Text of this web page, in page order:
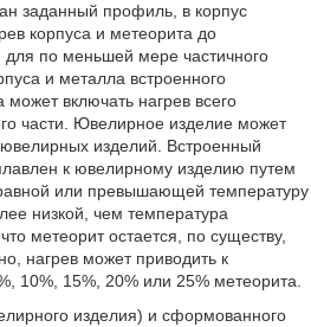
заданный профиль, в корпус
корпуса и метеорита до
для по меньшей мере частичного
и металла встроенного
может включать нагрев всего
части. Ювелирное изделие может
изделий. Встроенный
к ювелирному изделию путем
или превышающей температуру
низкой, чем температура
метеорит остается, по существу,
нагрев может приводить к
10%, 15%, 20% или 25% метеорита.
изделия) и сформованного